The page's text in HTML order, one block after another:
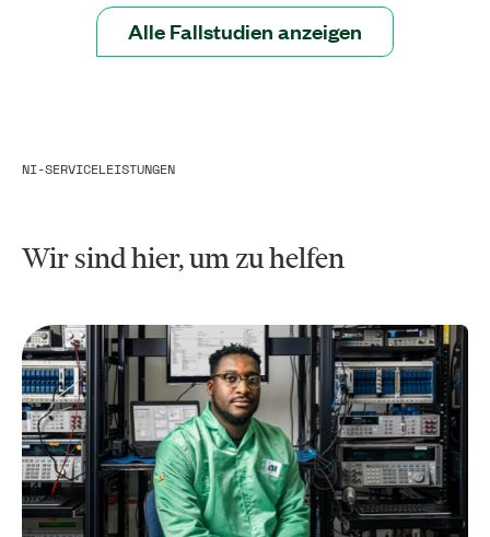
Alle Fallstudien anzeigen
NI-SERVICELEISTUNGEN
Wir sind hier, um zu helfen